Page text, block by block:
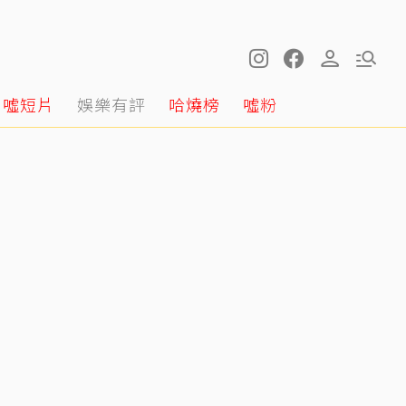
噓短片 娛樂有評 哈燒榜 噓粉